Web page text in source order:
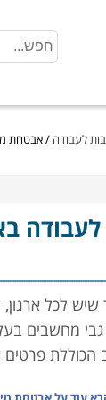
לעבודה /אבטחת
שיש לכל
מחשבים
פרטים
המחשבים